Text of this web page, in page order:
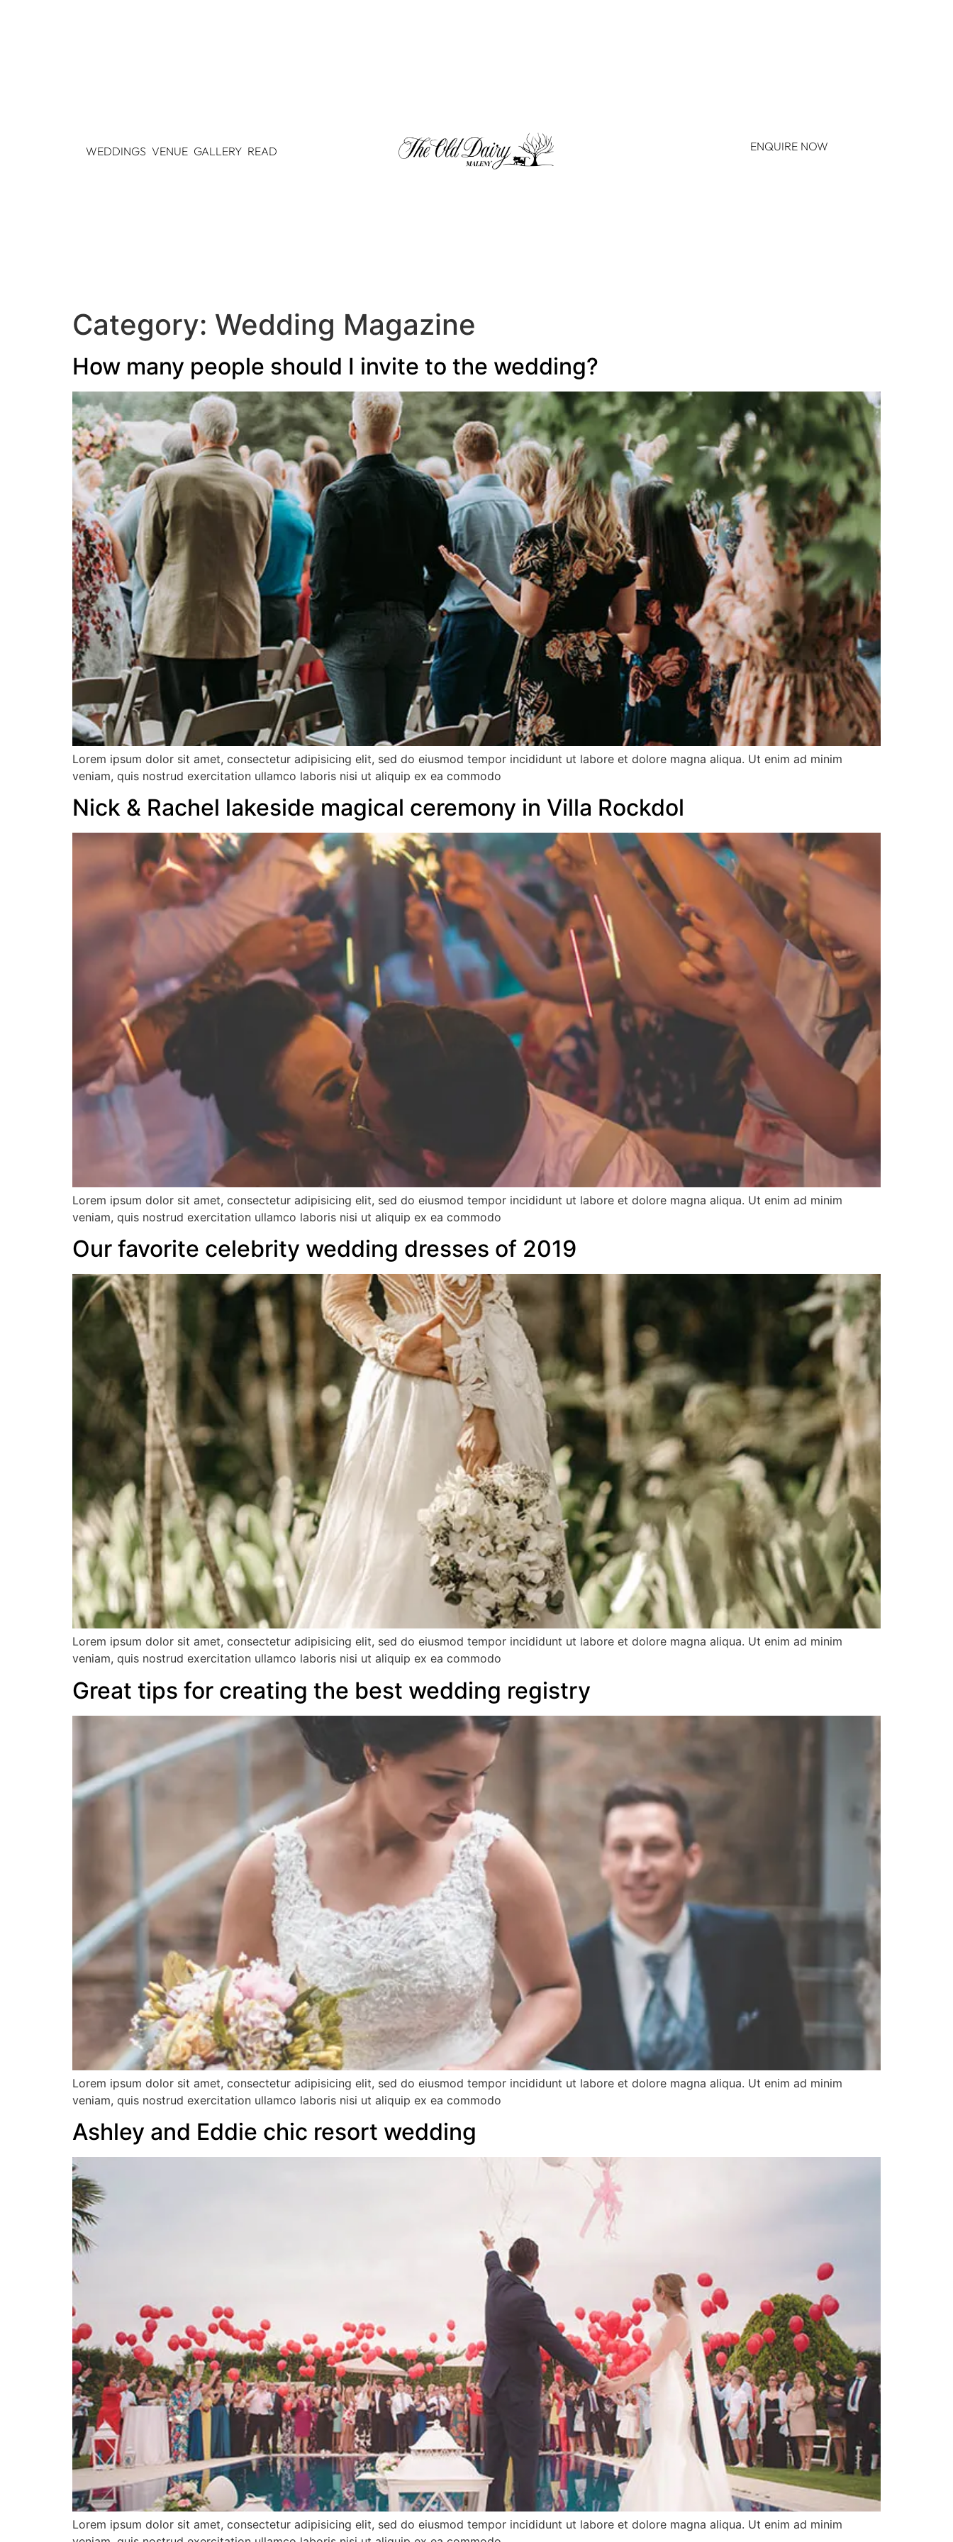
WEDDINGS VENUE GALLERY READ ENQUIRE NOW
Category: Wedding Magazine
How many people should I invite to the wedding?
Lorem ipsum dolor sit amet, consectetur adipisicing elit, sed do eiusmod tempor incididunt ut labore et dolore magna aliqua. Ut enim ad minim
veniam, quis nostrud exercitation ullamco laboris nisi ut aliquip ex ea commodo
Nick & Rachel lakeside magical ceremony in Villa Rockdol
Lorem ipsum dolor sit amet, consectetur adipisicing elit, sed do eiusmod tempor incididunt ut labore et dolore magna aliqua. Ut enim ad minim
veniam, quis nostrud exercitation ullamco laboris nisi ut aliquip ex ea commodo
Our favorite celebrity wedding dresses of 2019
Lorem ipsum dolor sit amet, consectetur adipisicing elit, sed do eiusmod tempor incididunt ut labore et dolore magna aliqua. Ut enim ad minim
veniam, quis nostrud exercitation ullamco laboris nisi ut aliquip ex ea commodo
Great tips for creating the best wedding registry
Lorem ipsum dolor sit amet, consectetur adipisicing elit, sed do eiusmod tempor incididunt ut labore et dolore magna aliqua. Ut enim ad minim
veniam, quis nostrud exercitation ullamco laboris nisi ut aliquip ex ea commodo
Ashley and Eddie chic resort wedding
Lorem ipsum dolor sit amet, consectetur adipisicing elit, sed do eiusmod tempor incididunt ut labore et dolore magna aliqua. Ut enim ad minim